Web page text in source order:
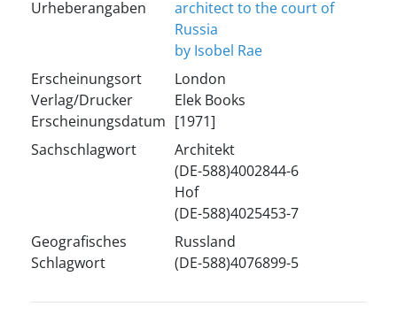
Urheberangaben
architect to the court of
Russia
by Isobel Rae
Erscheinungsort
Verlag/Drucker
Erscheinungsdatum
London
Elek Books
[1971]
Sachschlagwort
Architekt
(DE-588)4002844-6
Hof
(DE-588)4025453-7
Geografisches
Schlagwort
Russland
(DE-588)4076899-5